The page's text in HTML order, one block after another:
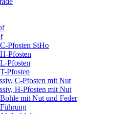
Pfosten StHo
Pfosten
Pfosten
Pfosten
C-Pfosten mit Nut
H-Pfosten mit Nut
mit Nut und Feder